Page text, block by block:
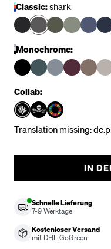
Classic:shark
Monochrome:
Collab:
Translation missing:
IN
Schnelle Lieferung
7-9Werktage
Kostenloser Versand
mit DHL GoGreen